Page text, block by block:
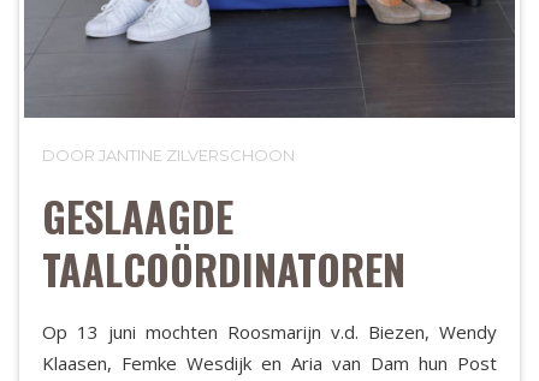
DOOR JANTINE ZILVERSCHOON
GESLAAGDE
TAALCOÖRDINATOREN
Op 13 juni mochten Roosmarijn v.d. Biezen, Wendy
Klaasen, Femke Wesdijk en Aria van Dam hun Post